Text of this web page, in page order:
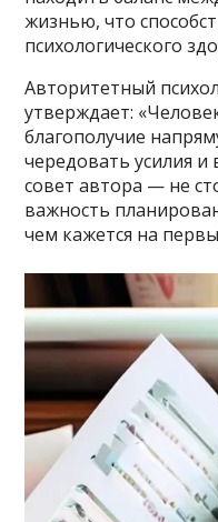
жизнью, что
психологического
Авторитетный
утверждает:
благополучие
чередовать усилия и
совет автора — не
важность
чем кажется на